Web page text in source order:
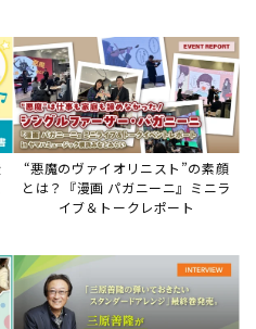
“悪魔のヴァイオリニスト”の素顔
とは？『漫画 パガニーニ』ミニラ
イブ＆トークレポート